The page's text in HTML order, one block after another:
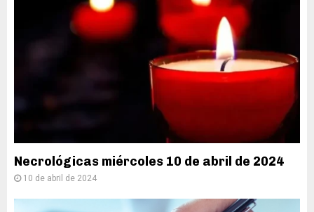
Necrológicas miércoles 10 de abril de 2024
10 de abril de 2024